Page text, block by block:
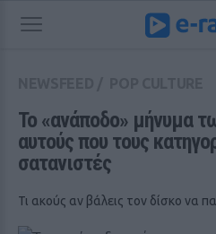
Το «ανάποδο» μήνυμα
αυτούς που τους
σατανιστές
Τι ακούς αν βάλεις τον δίσκο να